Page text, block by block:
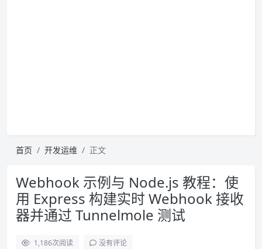
首页 开发运维 正文
Webhook 示例与 Node.js 教程：使
用 Express 构建实时 Webhook 接收
器并通过 Tunnelmole 测试
1,186次阅读 没有评论